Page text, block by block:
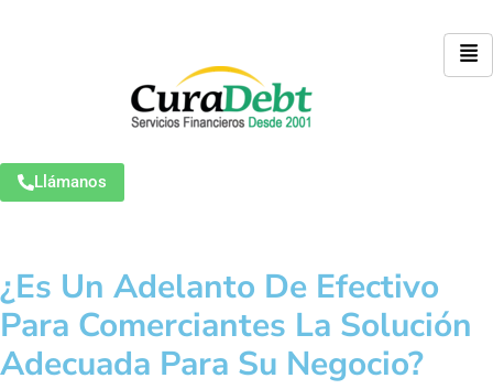
Llámanos
¿Es Un Adelanto De Efectivo
Para Comerciantes La Solución
Adecuada Para Su Negocio?